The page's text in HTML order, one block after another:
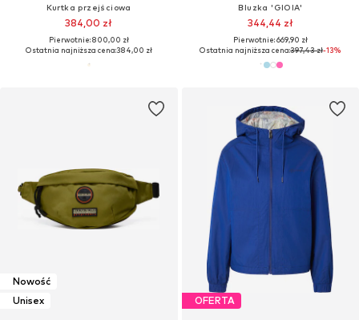
Kurtka przejściowa
384,00 zł
Pierwotnie: 800,00 zł
Ostatnia najniższa cena:384,00 zł
Bluzka 'GIOIA'
344,44 zł
Pierwotnie: 669,90 zł
Ostatnia najniższa cena:397,43 zł-13%
Nowość
Unisex
OFERTA